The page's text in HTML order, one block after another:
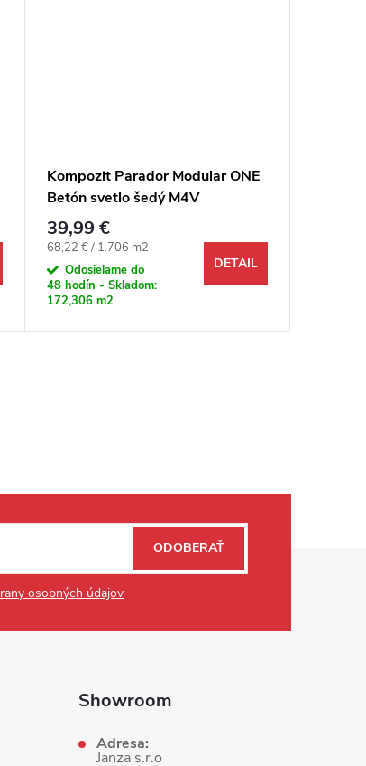
Kompozit Parador Modular ONE
Betón svetlo šedý M4V
39,99 €
Jednotková cena:
68,22 € / 1.706 m2
Odosielame do
48 hodín - Skladom:
172,306 m2
DETAIL
osobných údajov
ODOBERAŤ
Showroom
Adresa:
Janza s.r.o